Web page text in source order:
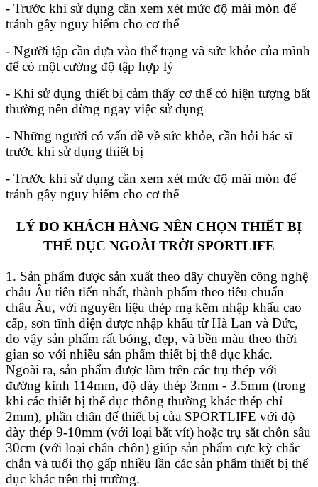
- Trước khi sử dụng cần xem xét mức độ mài mòn để
tránh gây nguy hiểm cho cơ thể
- Người tập cần dựa vào thể trạng và sức khỏe của mình
để có một cường độ tập hợp lý
- Khi sử dụng thiết bị cảm thấy cơ thể có hiện tượng bất
thường nên dừng ngay việc sử dụng
- Những người có vấn đề về sức khỏe, cần hỏi bác sĩ
trước khi sử dụng thiết bị
- Trước khi sử dụng cần xem xét mức độ mài mòn để
tránh gây nguy hiểm cho cơ thể
LÝ DO KHÁCH HÀNG NÊN CHỌN THIẾT BỊ
THỂ DỤC NGOÀI TRỜI SPORTLIFE
1. Sản phẩm được sản xuất theo dây chuyền công nghệ
châu Âu tiên tiến nhất, thành phẩm theo tiêu chuẩn
châu Âu, với nguyên liệu thép mạ kẽm nhập khẩu cao
cấp, sơn tĩnh điện được nhập khẩu từ Hà Lan và Đức,
do vậy sản phẩm rất bóng, đẹp, và bền màu theo thời
gian so với nhiều sản phẩm thiết bị thể dục khác.
Ngoài ra, sản phẩm được làm trên các trụ thép với
đường kính 114mm, độ dày thép 3mm - 3.5mm (trong
khi các thiết bị thể dục thông thường khác thép chỉ
2mm), phần chân đế thiết bị của SPORTLIFE với độ
dày thép 9-10mm (với loại bắt vít) hoặc trụ sắt chôn sâu
30cm (với loại chân chôn) giúp sản phẩm cực kỳ chắc
chắn và tuổi thọ gấp nhiều lần các sản phẩm thiết bị thể
dục khác trên thị trường.